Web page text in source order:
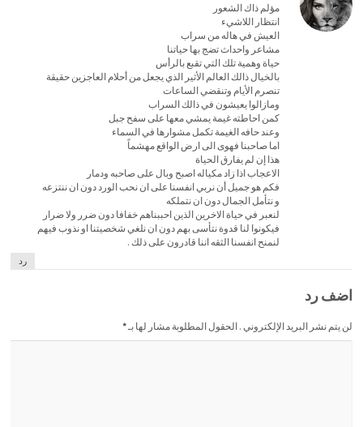
مؤلم ذاك الشعور
انتظار اللاشيء
العيش في هاله من سراب
مشاعر واحداث تضج بها حياتنا
حياة وهمية تلك التي تقبع بالرأس
بالخيال ذالك العالم الأثير الذي يجعل من أحلام العاجزين حقيقة
تنصرم الأيام وتنقضي الساعات
ومازالوا يعيشون في ذالك السراب
كمن احاطته غيمة يمشي معها على سفح جبل
وعند حافه الغيمة تكمل مشوارها في السماء
اما صاحبنا فهوى الى ارض الواقع مهشماً
هذا إن لم يفارق الحياة
الاعجاب اذا زاد مكياله اصبح وبال على صاحبه ودمار
فكم هو جميل أن نربي انفسنا على ان نحب الورد دون ان ننتزعه
و نتأمل الجمال دون ان نتملكه
لنعبر في حياة الاخرين الذين احببناهم خفافا دون ضرر ولا ضرار
فيكونوا لنا قدوة نتأسى بهم دون ان نلغي شخصيتنا او نذوب فيهم
لنمنح انفسنا الثقه اننا قادرون على ذلك .
رد
اضف رد
لن يتم نشر البريد الإلكتروني . الحقول المطلوبة مشار لها بـ*